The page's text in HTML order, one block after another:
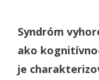
Syndróm
ako
je